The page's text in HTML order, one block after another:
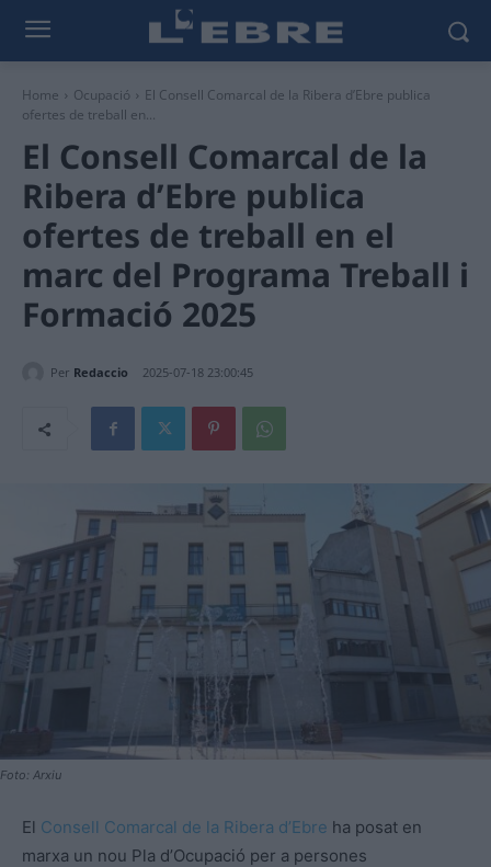
Home Ocupació
El Consell Comarcal de la Ribera d’Ebre publica
ofertes de treball en...
El Consell Comarcal de la
Ribera d’Ebre publica
ofertes de treball en el
marc del Programa Treball i
Formació 2025
Per Redaccio 2025-07-18 23:00:45
Foto: Arxiu
El Consell Comarcal de la Ribera d’Ebre ha posat en
marxa un nou Pla d’Ocupació per a persones